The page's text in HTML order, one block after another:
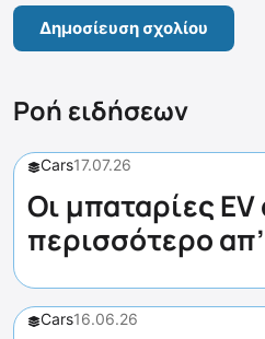
Ροή ειδήσεων
Cars17.07.26
Οι μπαταρίες
περισσότερο
Cars16.06.26